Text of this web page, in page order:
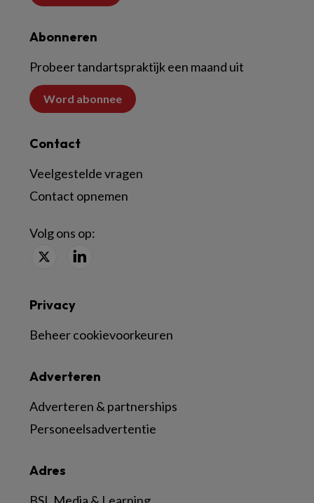
Abonneren
Probeer tandartspraktijk een maand uit
Word abonnee
Contact
Veelgestelde vragen
Contact opnemen
Volg ons op:
Adres
Adverteren
Adverteren & partnerships
Personeelsadvertentie
Privacy
Beheer cookievoorkeuren